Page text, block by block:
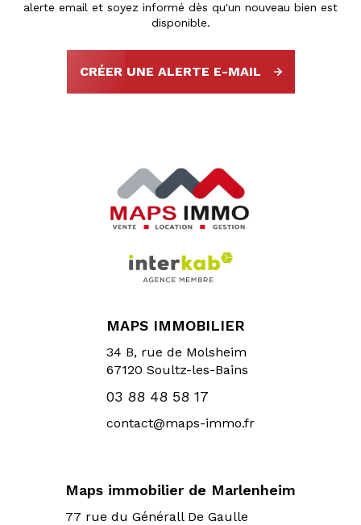
alerte email et soyez informé dès qu'un nouveau bien est
disponible.
CRÉER UNE ALERTE E-MAIL
MAPS IMMOBILIER
34 B, rue de Molsheim
67120 Soultz-les-Bains
03 88 48 58 17
contact@maps-immo.fr
Maps immobilier de Marlenheim
77 rue du Générall De Gaulle